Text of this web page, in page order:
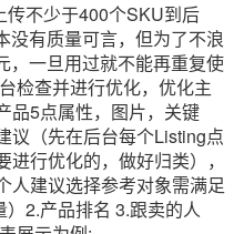
传不少于400个SKU到后
没有质量可言，但为了不浪
，一旦用过就不能再重复使
检查并进行优化，优化主
品5点属性，图片，关键
议（先在后台每个Listing点
行优化的，做好归类），
人建议选择参考对象需满足
2.产品排名 3.跟卖的人